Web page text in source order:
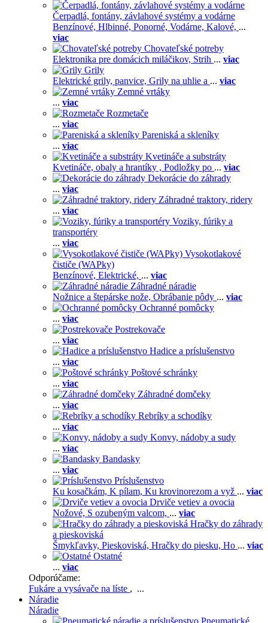
Čerpadlá, fontány, závlahové systémy a vodárne
Benzínové, Hlbinné, Ponorné, Vodárne, Kalové, ...
viac
Chovateľské potreby
Elektronika pre domácich miláčikov, Strih ... viac
Grily
Elektrické grily, panvice, Grily na uhlie a ... viac
Zemné vrtáky
... viac
Rozmetače
... viac
Pareniská a skleníky
... viac
Kvetináče a substráty
Kvetináče, obaly a hrantíky , Podložky po ... viac
Dekorácie do záhrady
... viac
Záhradné traktory, ridery
... viac
Voziky, fúriky a
transportéry
... viac
Vysokotlakové
čističe (WAPky)
Benzínové, Elektrické, ... viac
Záhradné náradie
Nožnice a štepárske nože, Obrábanie pôdy ... viac
Ochranné pomôcky
... viac
Postrekovače
... viac
Hadice a príslušenstvo
... viac
Poštové schránky
... viac
Záhradné domčeky
... viac
Rebríky a schodíky
... viac
Konvy, nádoby a sudy
... viac
Bandasky
... viac
Príslušenstvo
Ku kosačkám, K pílam, Ku krovinorezom a vyž ... viac
Drviče vetiev a ovocia
Nožové, S ozubeným valcom, ... viac
Hračky do záhrady
a pieskoviská
Šmykľavky, Pieskoviská, Hračky do piesku, Ho ... viac
Ostatné
... viac
Odporúčame:
Fukáre a vysávače na líste , ...
Náradie
Náradie
Pneumatické